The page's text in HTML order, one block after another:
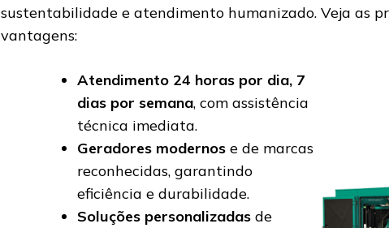
sustentabilidade e atendimento humanizado. Veja as
vantagens:
Atendimento 24 horas por dia, 7
dias por semana, com assistência
técnica imediata.
Geradores modernos e de marcas
reconhecidas, garantindo
eficiência e durabilidade.
Soluções personalizadas de